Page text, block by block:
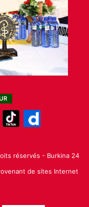
réservés - Burkina 24
de sites Internet